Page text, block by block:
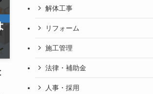
解体工事
リフォーム
施工管理
法律・補助金
人事・採用